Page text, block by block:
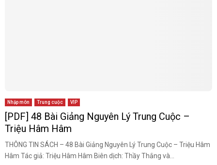
Nhập môn Trung cuộc VIP
[PDF] 48 Bài Giảng Nguyên Lý Trung Cuộc –
Triệu Hâm Hâm
THÔNG TIN SÁCH – 48 Bài Giảng Nguyên Lý Trung Cuộc – Triệu Hâm
Hâm Tác giả: Triệu Hâm Hâm Biên dịch: Thầy Thắng và...